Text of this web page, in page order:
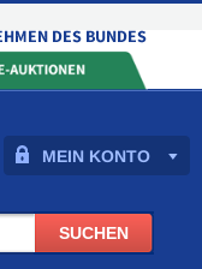
MEIN KONTO